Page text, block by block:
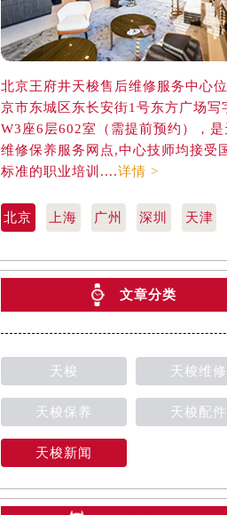
北京王府井天梭售后维修服务中心
京市东城区东长安街1号东方广场写
W3座6层602室（需提前预约），是
维修保养服务网点,中心技师均接受
标准的职业培训....详情 >
北京 上海 广州 深圳 天津
文章分类
天梭 天梭维修
天梭保养 天梭配件
天梭新闻